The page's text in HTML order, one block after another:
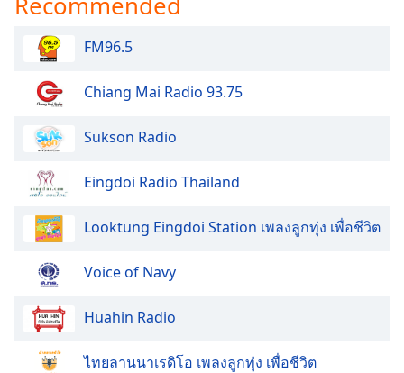
FM96.5
Chiang Mai Radio 93.75
Sukson Radio
Eingdoi Radio Thailand
Looktung Eingdoi Station เพลงลูกทุ่ง เพื่อชีวิต
Voice of Navy
Huahin Radio
ไทยลานนาเรดิโอ เพลงลูกทุ่ง เพื่อชีวิต